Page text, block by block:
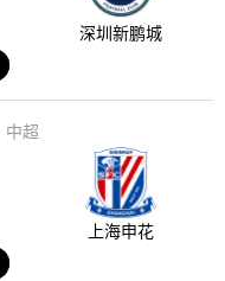
深圳新鹏城
中超
上海申花